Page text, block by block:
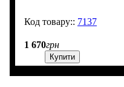
7137
1 670грн
Купити